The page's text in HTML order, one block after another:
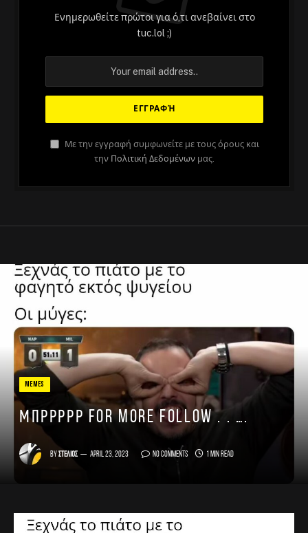
Ενημερωθείτε πρώτοι για ό,τι ανεβαίνει στο
tuc.lol ;)
Με την εγγραφή συμφωνείτε με τους όρους και
την Πολιτική Δεδομένων μας.
MEMES
Μπρρρρρ For more follow . . ….
By Στέλιος April 23, 2023 No Comments 1 Min Read